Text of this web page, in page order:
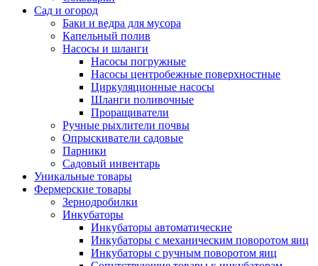
Сад и огород
Баки и ведра для мусора
Капельный полив
Насосы и шланги
Насосы погружные
Насосы центробежные поверхностные
Циркуляционные насосы
Шланги поливочные
Проращиватели
Ручные рыхлители почвы
Опрыскиватели садовые
Парники
Садовый инвентарь
Уникальные товары
Фермерские товары
Зернодробилки
Инкубаторы
Инкубаторы автоматические
Инкубаторы с механическим поворотом яиц
Инкубаторы с ручным поворотом яиц